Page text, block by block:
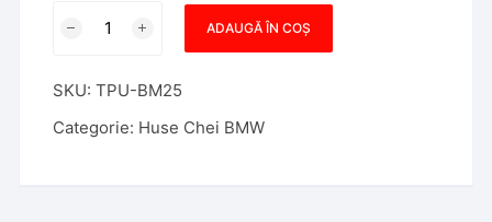
Inteligenta
BMW
ADAUGĂ ÎN COȘ
SKU:TPU-BM25
Categorie: Huse Chei BMW